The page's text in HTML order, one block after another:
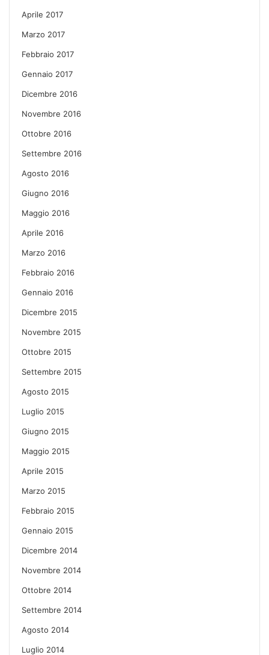
Aprile 2017
Marzo 2017
Febbraio 2017
Gennaio 2017
Dicembre 2016
Novembre 2016
Ottobre 2016
Settembre 2016
Agosto 2016
Giugno 2016
Maggio 2016
Aprile 2016
Marzo 2016
Febbraio 2016
Gennaio 2016
Dicembre 2015
Novembre 2015
Ottobre 2015
Settembre 2015
Agosto 2015
Luglio 2015
Giugno 2015
Maggio 2015
Aprile 2015
Marzo 2015
Febbraio 2015
Gennaio 2015
Dicembre 2014
Novembre 2014
Ottobre 2014
Settembre 2014
Agosto 2014
Luglio 2014